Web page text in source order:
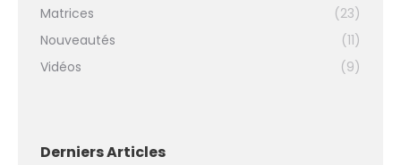
Matrices
(23)
Nouveautés
(11)
Vidéos
(9)
Derniers Articles